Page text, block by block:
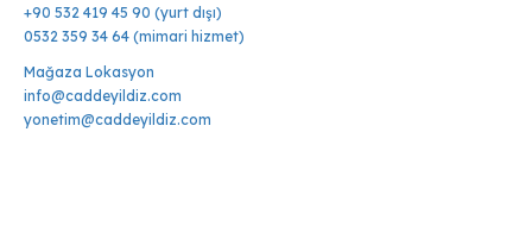
+90 532 419 45 90 (yurt dışı)
0532 359 34 64 (mimari hizmet)
Mağaza Lokasyon
info@caddeyildiz.com
yonetim@caddeyildiz.com